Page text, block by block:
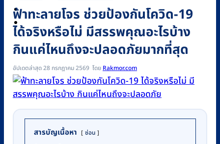
0
ฟ้าทะลายโจร ช่วยป้องกันโควิด-19
ได้จริงหรือไม่ มีสรรพคุณอะไรบ้าง
กินแค่ไหนถึงจะปลอดภัยมากที่สุด
อัปเดตล่าสุด 28 กรกฎาคม 2569 Rakmor.com
สารบัญเนื้อหา ซ่อน